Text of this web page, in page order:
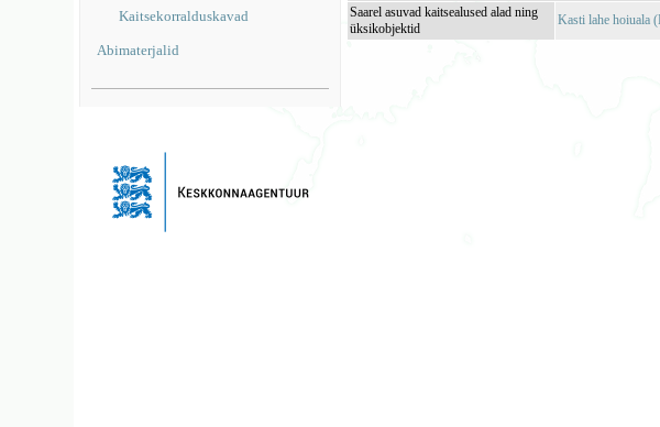
Kaitsekorralduskavad
Abimaterjalid
Saarel asuvad kaitsealused alad ning
üksikobjektid
Kasti lahe hoiuala